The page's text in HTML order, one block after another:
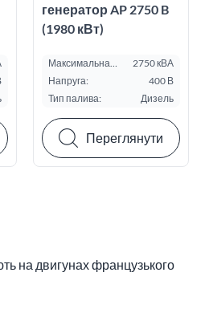
генератор AP 2750 B
(1980 кВт)
Максимальна
потужність ESP,
кВА:
2750 кВА
Напруга:
400 В
Тип палива:
Дизель
Переглянути
на двигунах французького